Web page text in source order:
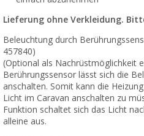
Lieferung ohne Verkleidung.
Beleuchtung durch
457840)
(Optional als Nachrüstmöglichkeit
Berührungssensor lässt sich die
anschalten. Somit kann die
Licht im Caravan anschalten zu
Funktion schaltet sich das Licht
alleine aus.